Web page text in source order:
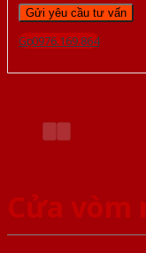
Gọi 0976.169.864
Cửa vòm